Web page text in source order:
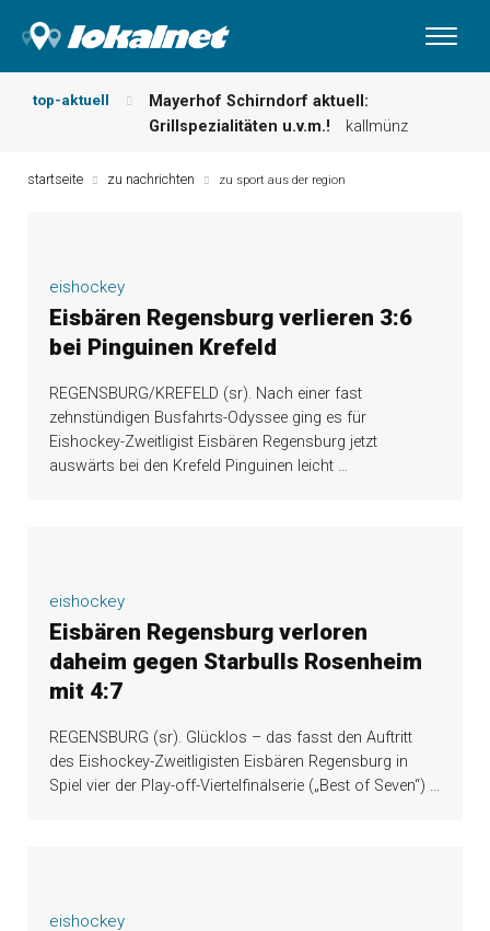
top-aktuell
Mayerhof Schirndorf aktuell:
Grillspezialitäten u.v.m.!
kallmünz
und mehr … burglengenfeld
Nutzen Sie aktuelle Angebote Ihrer
Region! angebote vor ort | anzeige
Wochenangebot!
maxhütte-haidhof
startseite zu nachrichten zu sport aus der region
eishockey
Eisbären Regensburg verlieren 3:6
bei Pinguinen Krefeld
REGENSBURG/KREFELD (sr). Nach einer fast
zehnstündigen Busfahrts-Odyssee ging es für
Eishockey-Zweitligist Eisbären Regensburg jetzt
auswärts bei den Krefeld Pinguinen leicht …
eishockey
Eisbären Regensburg verloren
daheim gegen Starbulls Rosenheim
mit 4:7
REGENSBURG (sr). Glücklos – das fasst den Auftritt
des Eishockey-Zweitligisten Eisbären Regensburg in
Spiel vier der Play-off-Viertelfinalserie („Best of Seven“) …
eishockey